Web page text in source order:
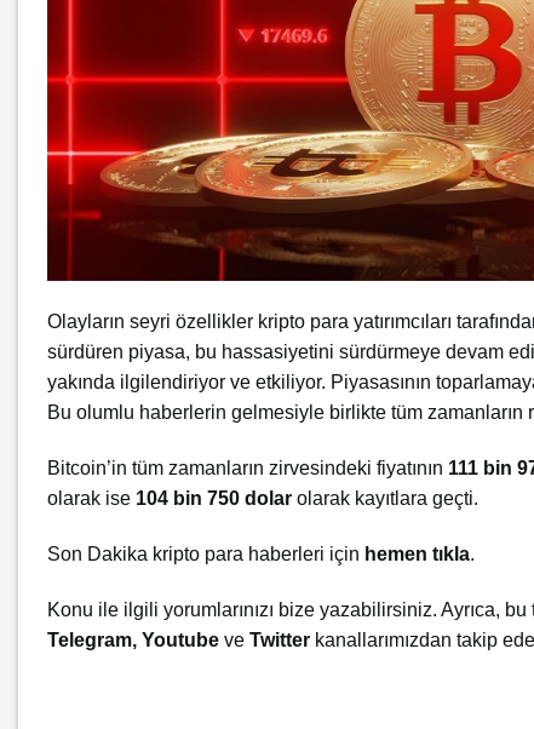
Olayların seyri özellikler kripto para yatırımcıları
sürdüren piyasa, bu hassasiyetini sürdürmeye devam
yakında ilgilendiriyor ve etkiliyor. Piyasasının
Bu olumlu haberlerin gelmesiyle birlikte tüm zamanların
Bitcoin’in tüm zamanların zirvesindeki fiyatının 111 bin
olarak ise 104 bin 750 dolar olarak kayıtlara geçti.
Son Dakika kripto para haberleri için hemen tıkla.
Konu ile ilgili yorumlarınızı bize yazabilirsiniz. Ayrıca,
Telegram, Youtube ve Twitter kanallarımızdan takip